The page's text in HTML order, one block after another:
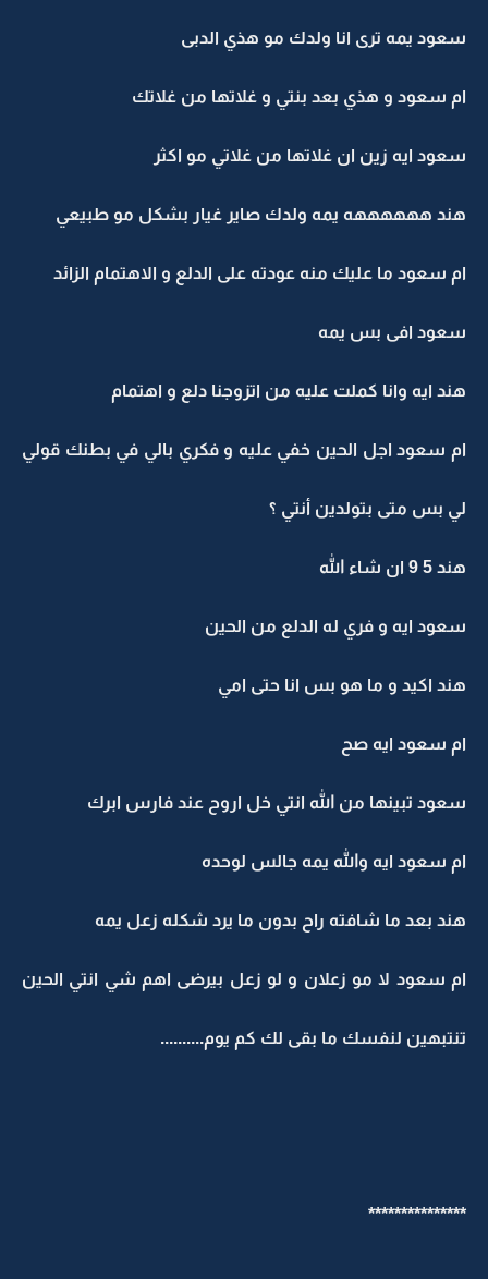
سعود يمه ترى انا ولدك مو هذي الدبى
ام سعود و هذي بعد بنتي و غلاتها من غلاتك
سعود ايه زين ان غلاتها من غلاتي مو اكثر
هند ههههههه يمه ولدك صاير غيار بشكل مو طبيعي
ام سعود ما عليك منه عودته على الدلع و الاهتمام الزائد
سعود افى بس يمه
هند ايه وانا كملت عليه من اتزوجنا دلع و اهتمام
ام سعود اجل الحين خفي عليه و فكري بالي في بطنك قولي
لي بس متى بتولدين أنتي ؟
هند 5 9 ان شاء الله
سعود ايه و فري له الدلع من الحين
هند اكيد و ما هو بس انا حتى امي
ام سعود ايه صح
سعود تبينها من الله انتي خل اروح عند فارس ابرك
ام سعود ايه والله يمه جالس لوحده
هند بعد ما شافته راح بدون ما يرد شكله زعل يمه
ام سعود لا مو زعلان و لو زعل بيرضى اهم شي انتي الحين
تنتبهين لنفسك ما بقى لك كم يوم..........
***************